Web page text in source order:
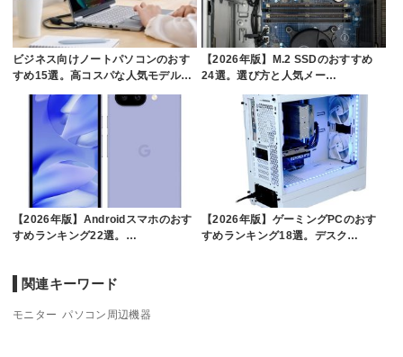
ビジネス向けノートパソコンのおす
すめ15選。高コスパな人気モデル…
【2026年版】M.2 SSDのおすすめ
24選。選び方と人気メー…
【2026年版】Androidスマホのおす
すめランキング22選。…
【2026年版】ゲーミングPCのおす
すめランキング18選。デスク…
関連キーワード
モニター パソコン周辺機器